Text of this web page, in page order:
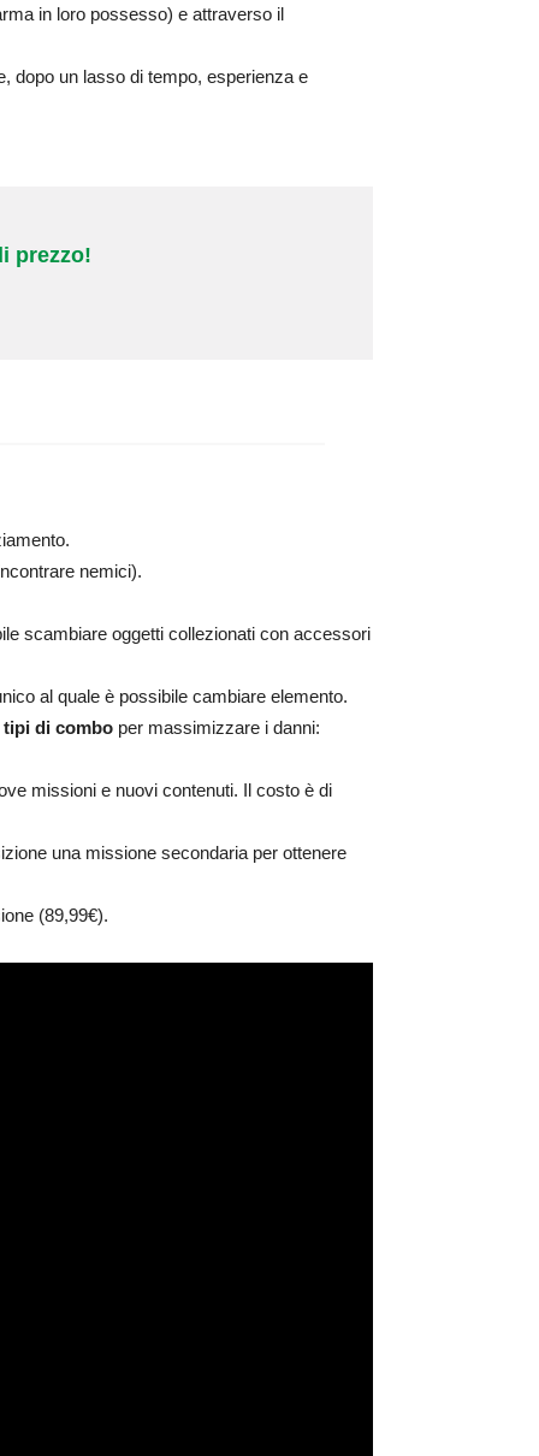
in loro possesso) e attraverso il
dopo un lasso di tempo, esperienza e
prezzo!
nemici).
scambiare oggetti collezionati con accessori
al quale è possibile cambiare elemento.
tipi di combo per massimizzare i danni:
missioni e nuovi contenuti. Il costo è di
una missione secondaria per ottenere
(89,99€).